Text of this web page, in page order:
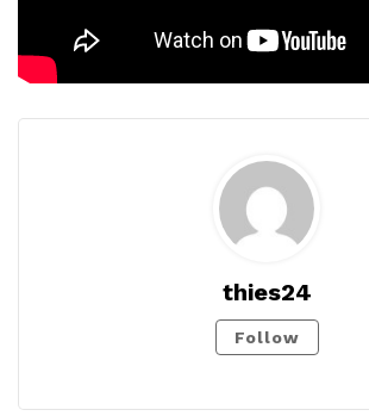
thies24
Follow